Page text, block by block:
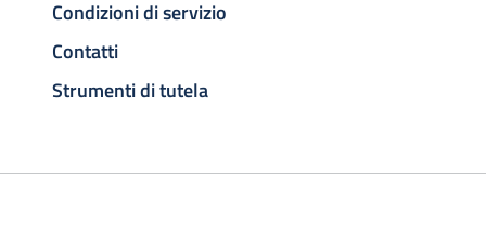
Condizioni di servizio
Contatti
Strumenti di tutela